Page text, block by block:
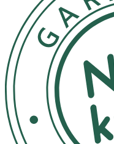
Utsätt ej för direkt
OK för gravida och
Ja